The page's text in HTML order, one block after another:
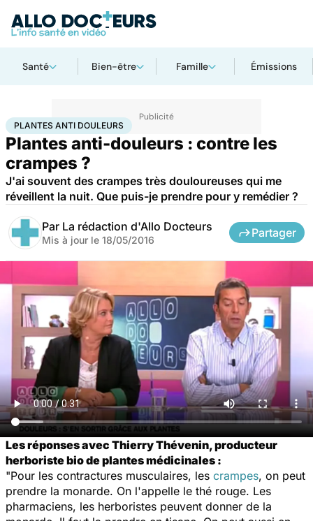
Santé Bien-être Famille Émissions
AccueilSantéPlantes anti douleurs
PLANTES ANTI DOULEURS
Plantes anti-douleurs : contre les
crampes ?
J'ai souvent des crampes très douloureuses qui me
réveillent la nuit. Que puis-je prendre pour y remédier ?
Par La rédaction d'Allo Docteurs
Mis à jour le 18/05/2016
Partager
Les réponses avec Thierry Thévenin, producteur
herboriste bio de plantes médicinales :
"Pour les contractures musculaires, les crampes, on peut
prendre la monarde. On l'appelle le thé rouge. Les
pharmaciens, les herboristes peuvent donner de la